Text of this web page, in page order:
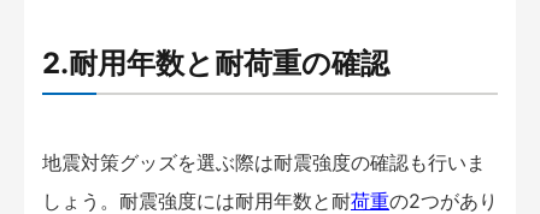
2.耐用年数と耐荷重の確認
地震対策グッズを選ぶ際は耐震強度の確認も行いま
しょう。耐震強度には耐用年数と耐荷重の2つがあり